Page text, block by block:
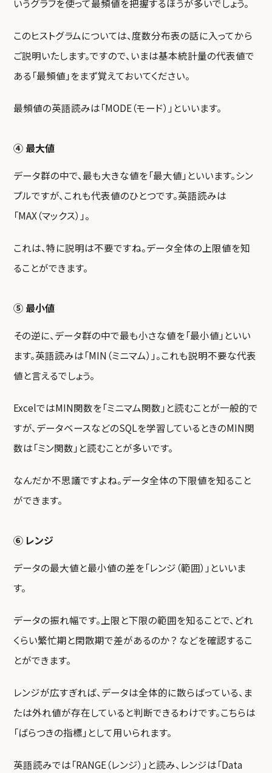
いうグラフを使って最頻値を把握するほうが多いでしょう。
このヒストグラムについては、度数分布表の話に入ってから
ご説明いたします。ですので、いまは基本統計量の代表値で
ある「最頻値」をまず覚えておいてください。
最頻値の英語読みは「MODE（モード）」といいます。
④ 最大値
データ群の中で、最も大きな値を「最大値」といいます。シン
プルですが、これも代表値のひとつです。英語読みは
「MAX（マックス）」。
これは、特に説明は不要ですね。データ全体の上限値を知
ることができます。
⑤ 最小値
その逆に、データ群の中で最も小さな値を「最小値」といい
ます。英語読みは「MIN（ミニマム）」。これも説明不要な代表
値と言えるでしょう。
ExcelではMIN関数を「ミニマム関数」と読むことが一般的で
すが、データベースなどのSQLを学習しているときのMIN関
数は「ミン関数」と読むことが多いです。
なんだか不思議ですよね。データ全体の下限値を知ること
ができます。
⑥ レンジ
データの最大値と最小値の差を「レンジ（範囲）」といいま
す。
データの振れ幅です。上限と下限の範囲を知ることで、どれ
くらい繁忙期と閑散期で差があるのか？ などを確認するこ
とができます。
レンジが広すぎれば、データは全体的に散らばっている、ま
たは外れ値が存在していると判断できるわけです。こちらは
「ばらつきの指標」として用いられます。
英語読みでは「RANGE（レンジ）」と読み、レンジは「Data